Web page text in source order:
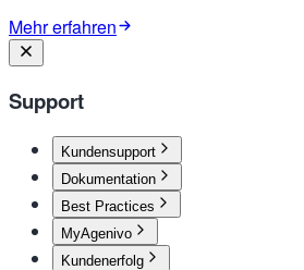
Mehr erfahren
Support
Kundensupport
Dokumentation
Best Practices
MyAgenivo
Kundenerfolg